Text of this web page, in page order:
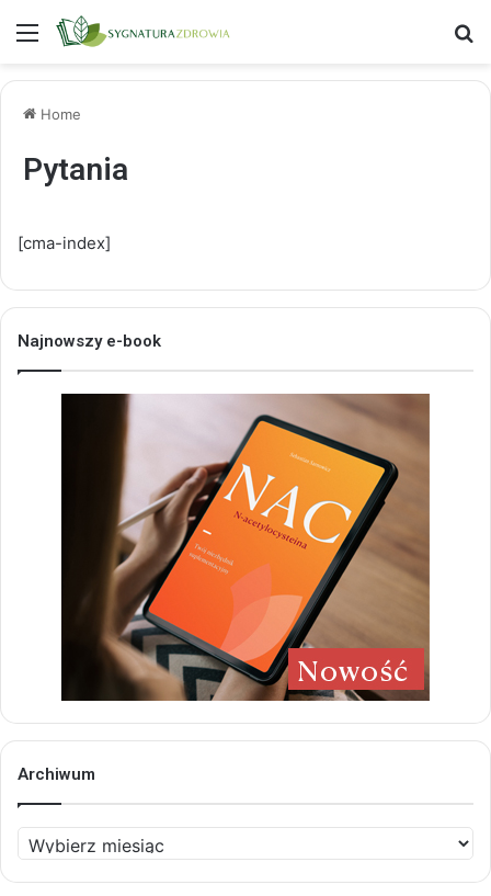
Menu
Home
Pytania
[cma-index]
Najnowszy e-book
Archiwum
Archiwum